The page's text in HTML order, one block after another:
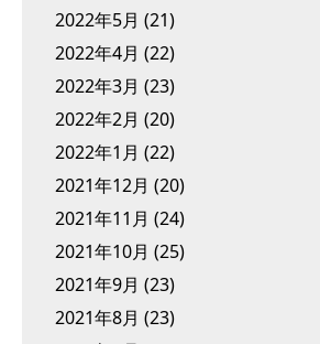
2022年5月 (21)
2022年4月 (22)
2022年3月 (23)
2022年2月 (20)
2022年1月 (22)
2021年12月 (20)
2021年11月 (24)
2021年10月 (25)
2021年9月 (23)
2021年8月 (23)